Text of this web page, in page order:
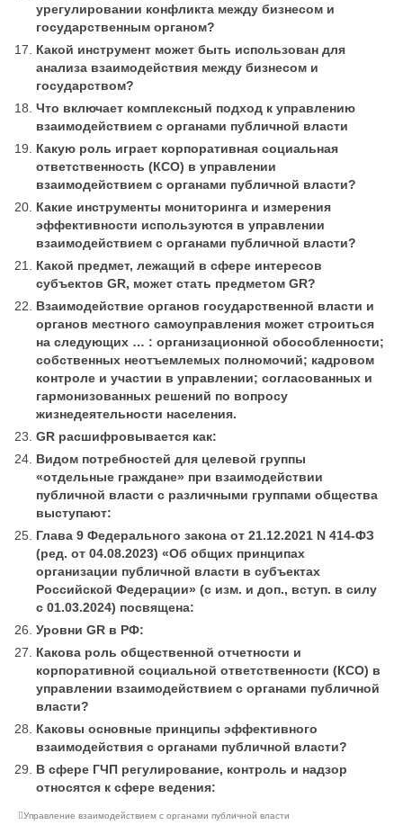
урегулировании конфликта между бизнесом и
государственным органом?
Какой инструмент может быть использован для
анализа взаимодействия между бизнесом и
государством?
Что включает комплексный подход к управлению
взаимодействием с органами публичной власти
Какую роль играет корпоративная социальная
ответственность (КСО) в управлении
взаимодействием с органами публичной власти?
Какие инструменты мониторинга и измерения
эффективности используются в управлении
взаимодействием с органами публичной власти?
Какой предмет, лежащий в сфере интересов
субъектов GR, может стать предметом GR?
Взаимодействие органов государственной власти и
органов местного самоуправления может строиться
на следующих … : организационной обособленности;
собственных неотъемлемых полномочий; кадровом
контроле и участии в управлении; согласованных и
гармонизованных решений по вопросу
жизнедеятельности населения.
GR расшифровывается как:
Видом потребностей для целевой группы
«отдельные граждане» при взаимодействии
публичной власти с различными группами общества
выступают:
Глава 9 Федерального закона от 21.12.2021 N 414-ФЗ
(ред. от 04.08.2023) «Об общих принципах
организации публичной власти в субъектах
Российской Федерации» (с изм. и доп., вступ. в силу
с 01.03.2024) посвящена:
Уровни GR в РФ:
Какова роль общественной отчетности и
корпоративной социальной ответственности (КСО) в
управлении взаимодействием с органами публичной
власти?
Каковы основные принципы эффективного
взаимодействия с органами публичной власти?
В сфере ГЧП регулирование, контроль и надзор
относятся к сфере ведения:
Управление взаимодействием с органами публичной власти